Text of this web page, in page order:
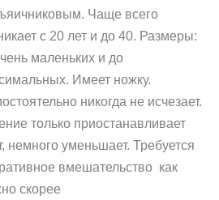
Чаще всего
с 20 лет и до 40. Размеры:
маленьких и до
Имеет ножку.
никогда не исчезает.
только приостанавливает
немного уменьшает. Требуется
вмешательство как
скорее